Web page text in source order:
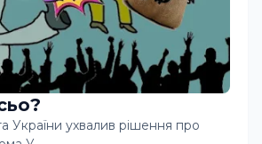
України ухвалив рішення про